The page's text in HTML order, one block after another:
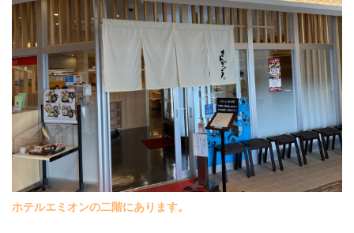
ホテルエミオンの二階にあります。